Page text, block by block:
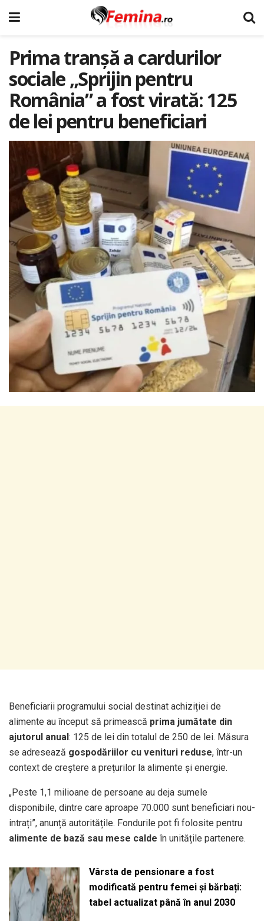
Prima tranșă a cardurilor
sociale „Sprijin pentru
România” a fost virată: 125
de lei pentru beneficiari
Beneficiarii programului social destinat achiziției de
alimente au început să primească prima jumătate din
ajutorul anual: 125 de lei din totalul de 250 de lei. Măsura
se adresează gospodăriilor cu venituri reduse, într-un
context de creștere a prețurilor la alimente și energie.
„Peste 1,1 milioane de persoane au deja sumele
disponibile, dintre care aproape 70.000 sunt beneficiari nou-
intrați”, anunță autoritățile. Fondurile pot fi folosite pentru
alimente de bază sau mese calde în unitățile partenere.
Vârsta de pensionare a fost
modificată pentru femei și bărbați:
tabel actualizat până în anul 2030